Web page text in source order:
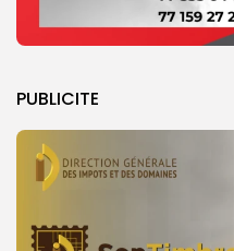
PUBLICITE